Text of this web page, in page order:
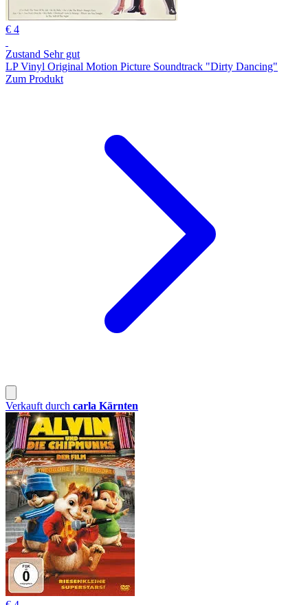
€ 4
Zustand Sehr gut
LP Vinyl Original Motion Picture Soundtrack "Dirty Dancing"
Zum Produkt
Verkauft durch carla Kärnten